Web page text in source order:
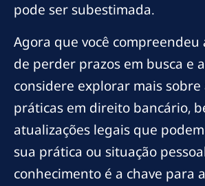
pode ser subestimada.
Agora que você compreendeu
de perder prazos em busca e
considere explorar mais sobre
práticas em direito bancário,
atualizações legais que
sua prática ou situação
conhecimento é a chave para